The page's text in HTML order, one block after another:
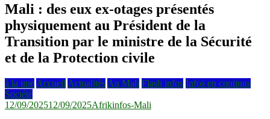
Mali : des eux ex-otages présentés
physiquement au Président de la
Transition par le ministre de la Sécurité
et de la Protection civile
à la une Accueil Actualités Au Mali Flash infos Infos en continus
Société
12/09/202512/09/2025Afrikinfos-Mali